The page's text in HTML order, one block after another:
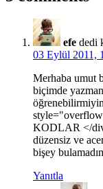
efe dedi
03 Eylül 2011,
Merhaba umut
biçimde
KODLAR </
düzensiz ve
bişey
Yanıtla